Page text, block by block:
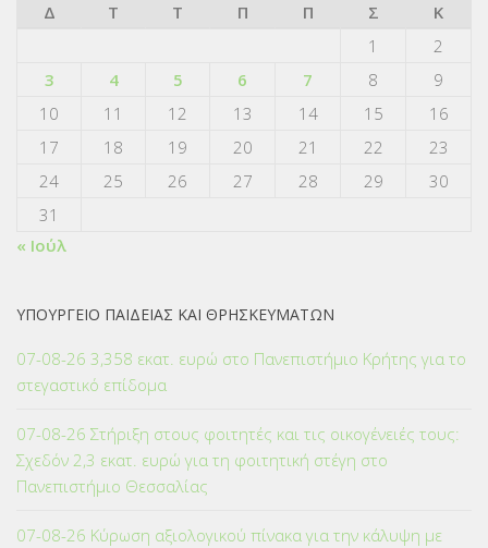
Δ
Τ Τ Π Π Σ
Κ
1
2
3
4 5 6 7 8
9
10
11 12 13 14 15
16
17
18 19 20 21 22
23
24
25 26 27 28 29
30
31
« Ιούλ
ΥΠΟΥΡΓΕΙΟ ΠΑΙΔΕΙΑΣ ΚΑΙ ΘΡΗΣΚΕΥΜΑΤΩΝ
07-08-26 3,358 εκατ. ευρώ στο Πανεπιστήμιο Κρήτης για το
στεγαστικό επίδομα
07-08-26 Στήριξη στους φοιτητές και τις οικογένειές τους:
Σχεδόν 2,3 εκατ. ευρώ για τη φοιτητική στέγη στο
Πανεπιστήμιο Θεσσαλίας
07-08-26 Κύρωση αξιολογικού πίνακα για την κάλυψη με